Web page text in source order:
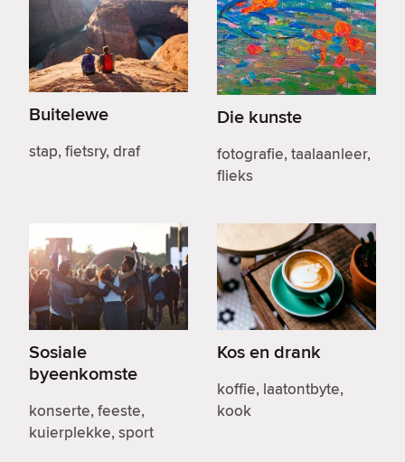
Buitelewe
stap, fietsry, draf
Die kunste
fotografie, taalaanleer,
flieks
Sosiale
byeenkomste
konserte, feeste,
kuierplekke, sport
Kos en drank
koffie, laatontbyte,
kook